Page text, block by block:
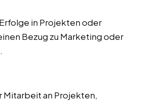
in Projekten oder
Bezug zu Marketing oder
Mitarbeit an Projekten,